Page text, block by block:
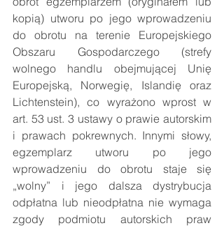
kopią) utworu po jego wprowadzeniu
do obrotu na terenie Europejskiego
Obszaru Gospodarczego (strefy
wolnego handlu obejmującej Unię
Europejską, Norwegię, Islandię oraz
Lichtenstein), co wyrażono wprost w
art. 53 ust. 3 ustawy o prawie autorskim
i prawach pokrewnych. Innymi słowy,
egzemplarz utworu po jego
wprowadzeniu do obrotu staje się
„wolny” i jego dalsza dystrybucja
odpłatna lub nieodpłatna nie wymaga
zgody podmiotu autorskich praw